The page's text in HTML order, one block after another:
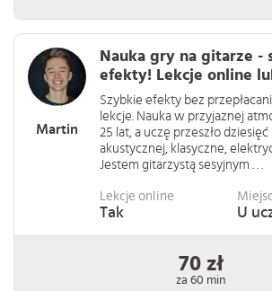
Martin
Nauka gry na gitarze -
efekty! Lekcje online
Szybkie efekty bez
lekcje. Nauka w przyjaznej
25 lat, a uczę przeszło
akustycznej, klasyczne,
Jestem gitarzystą sesyjnym . . .
Lekcje online
Tak U
70 zł
za 60 min